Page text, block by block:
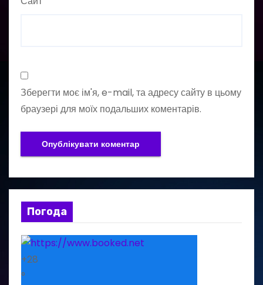
Зберегти моє ім'я, e-mail, та адресу сайту в цьому
браузері для моїх подальших коментарів.
Погода
+28
°